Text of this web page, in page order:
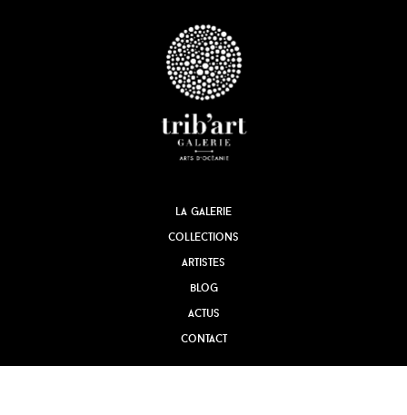
la galerie
collections
artistes
blog
actus
contact